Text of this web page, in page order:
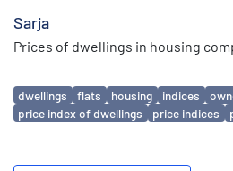
Sarja
Prices of dwellings in housing
Avainsanat
dwellings flats housing indices
price index of dwellings
price indices